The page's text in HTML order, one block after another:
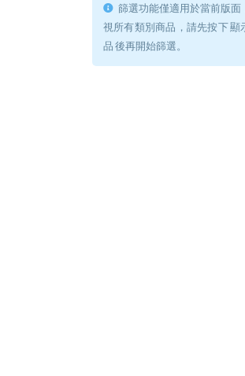
篩選功能僅適用於當前版面
視所有類別商品，請先按下 顯
品 後再開始篩選。